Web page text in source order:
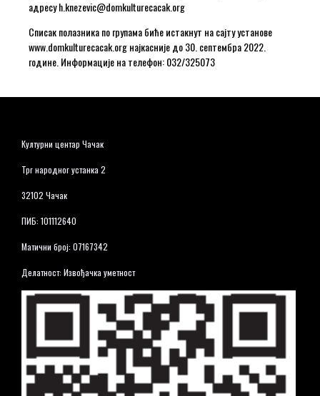
адресу h.knezevic@domkulturecacak.org
Списак полазника по групама биће истакнут на сајту установе
www.domkulturecacak.org најкасније до 30. септембра 2022.
године. Информације на телефон: 032/325073
Културни центар Чачак
Трг народног устанка 2
32102 Чачак
ПИБ: 101112640
Матични број: 07167342
Делатност: Извођачка уметност